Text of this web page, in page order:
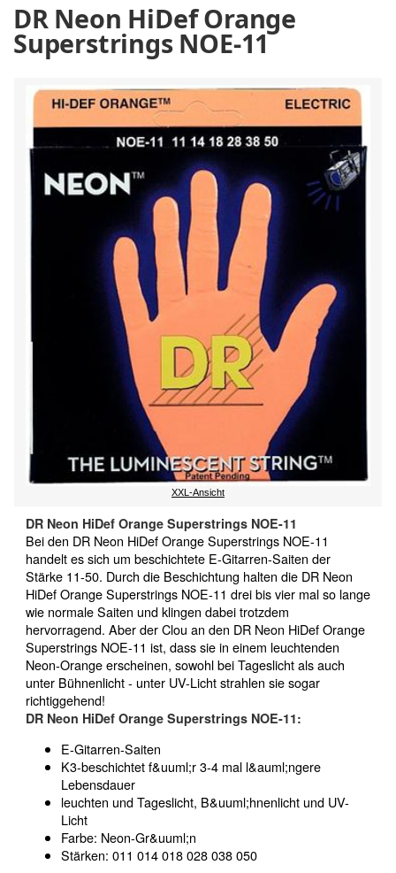
DR Neon HiDef Orange
Superstrings NOE-11
XXL-Ansicht
DR Neon HiDef Orange Superstrings NOE-11
Bei den DR Neon HiDef Orange Superstrings NOE-11
handelt es sich um beschichtete E-Gitarren-Saiten der
Stärke 11-50. Durch die Beschichtung halten die DR Neon
HiDef Orange Superstrings NOE-11 drei bis vier mal so lange
wie normale Saiten und klingen dabei trotzdem
hervorragend. Aber der Clou an den DR Neon HiDef Orange
Superstrings NOE-11 ist, dass sie in einem leuchtenden
Neon-Orange erscheinen, sowohl bei Tageslicht als auch
unter Bühnenlicht - unter UV-Licht strahlen sie sogar
richtiggehend!
DR Neon HiDef Orange Superstrings NOE-11:
E-Gitarren-Saiten
K3-beschichtet f&uuml;r 3-4 mal l&auml;ngere
Lebensdauer
leuchten und Tageslicht, B&uuml;hnenlicht und UV-
Licht
Farbe: Neon-Gr&uuml;n
Stärken: 011 014 018 028 038 050